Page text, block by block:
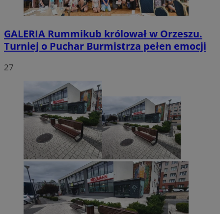
GALERIA Rummikub królował w Orzeszu.
Turniej o Puchar Burmistrza pełen emocji
27